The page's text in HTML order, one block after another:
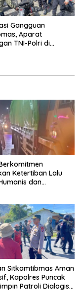
Gangguan
Aparat
TNI-Polri di
Ketertiban Lalu
dan
Sitkamtibmas Aman
Kapolres Puncak
Patroli Dialogis